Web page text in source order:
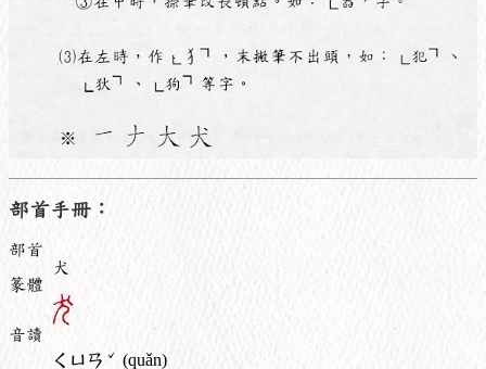
部首手冊：
部首
犬
篆體
音讀
ㄑㄩㄢ ˇ (quǎn)